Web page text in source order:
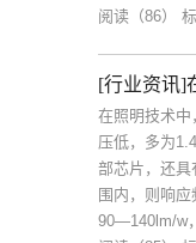
阅读（86）
[行业资讯]
在照明技术
压低，多为
部芯片，还
围内，则响
90―140lm/w